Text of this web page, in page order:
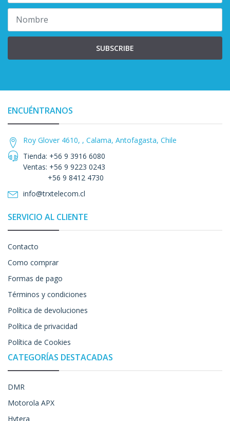
SUBSCRIBE
ENCUÉNTRANOS
Roy Glover 4610, , Calama, Antofagasta, Chile
Tienda: +56 9 3916 6080
Ventas: +56 9 9223 0243
+56 9 8412 4730
info@trxtelecom.cl
SERVICIO AL CLIENTE
Contacto
Como comprar
Formas de pago
Términos y condiciones
Política de devoluciones
Política de privacidad
Política de Cookies
CATEGORÍAS DESTACADAS
DMR
Motorola APX
Hytera